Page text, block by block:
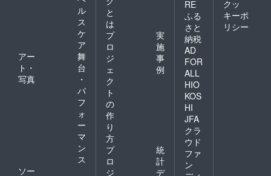
ル
ス
ケ
ア
アー
ト・
写真
舞
台
・
パ
フ
ォ
ー
マ
ン
ス
ソー
と
は
プ
ロ
ジ
ェ
ク
ト
の
作
り
方
実
施
事
例
プ
ロ
ジ
統
計
デ
RE
ふる
さと
納税
AD
FOR
ALL
HIO
KOS
HI
JFA
クラ
ウド
ファ
ン
クッ
キーポ
リシー